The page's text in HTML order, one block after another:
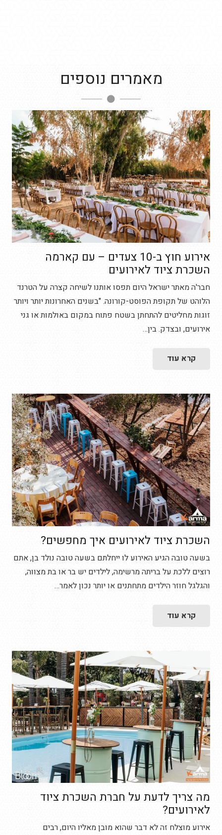
מאמרים נוספים
אירוע חוץ ב-10 צעדים – עם קארמה
השכרת ציוד לאירועים
חבר'ה מאתר ישראל היום תפסו אותנו לשיחה קצרה על הטרנד
הלוהט של תקופת הפוסט-קורונה. "בשנים האחרונות יותר ויותר
זוגות מחליטים להתחתן בשטח פתוח במקום באולמות או גני
אירועים, ובצדק. בין…
קרא עוד
השכרת ציוד לאירועים איך מחפשים?
בשעה טובה הגיע האירוע לו ייחלתם בשעה טובה נולד בן, אתם
רוצים ללכת על בריתה מרשימה, לילדים יש בר או בת מצווה,
והגלגל חוזר הילדים מתחתנים או יותר נכון לאמר…
קרא עוד
מה צריך לדעת על חברת השכרת ציוד
לאירועים?
אירוע מוצלח זה לא דבר שהוא מובן מאליו היום, רבים